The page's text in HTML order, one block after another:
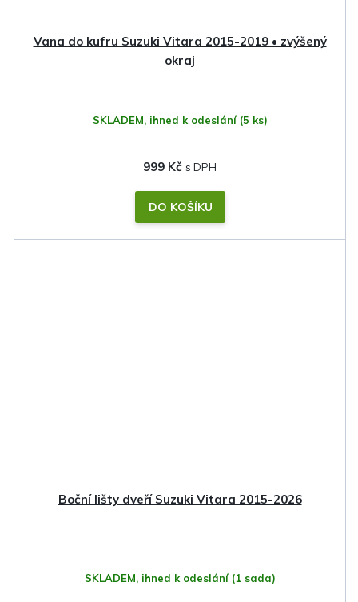
Vana do kufru Suzuki Vitara 2015-2019 • zvýšený
okraj
SKLADEM, ihned k odeslání (5 ks)
999 Kč
DO KOŠÍKU
Boční lišty dveří Suzuki Vitara 2015-2026
SKLADEM, ihned k odeslání (1 sada)